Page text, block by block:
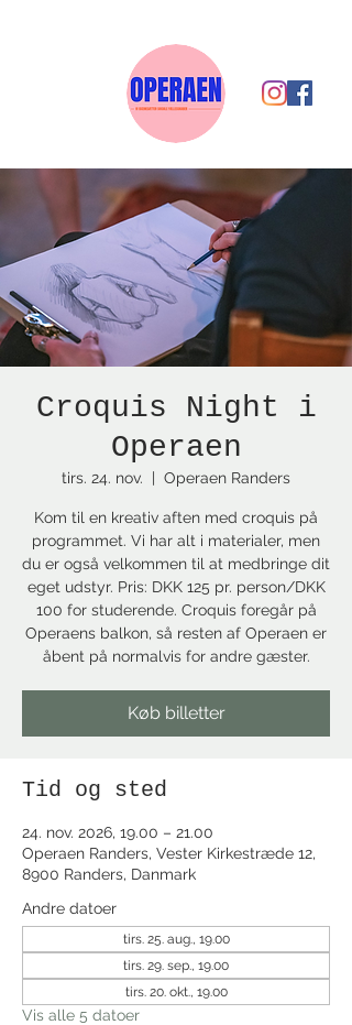
Croquis Night i
Operaen
tirs. 24. nov.
  |
Operaen Randers
Kom til en kreativ aften med croquis på
programmet. Vi har alt i materialer, men
du er også velkommen til at medbringe dit
eget udstyr. Pris: DKK 125 pr. person/DKK
100 for studerende. Croquis foregår på
Operaens balkon, så resten af Operaen er
åbent på normalvis for andre gæster.
Køb billetter
Tid og sted
24. nov. 2026, 19.00 – 21.00
Operaen Randers, Vester Kirkestræde 12,
8900 Randers, Danmark
Andre datoer
tirs. 25. aug., 19.00
tirs. 29. sep., 19.00
tirs. 20. okt., 19.00
Vis alle 5 datoer